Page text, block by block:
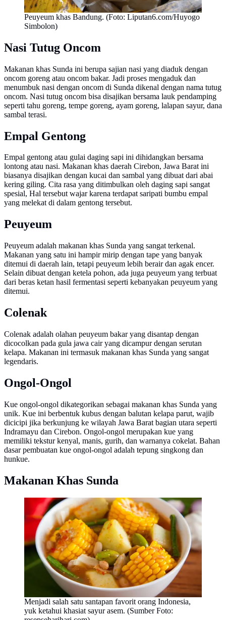
Peuyeum khas Bandung. (Foto: Liputan6.com/Huyogo
Simbolon)
Nasi Tutug Oncom
Makanan khas Sunda ini berupa sajian nasi yang diaduk dengan
oncom goreng atau oncom bakar. Jadi proses mengaduk dan
menumbuk nasi dengan oncom di Sunda dikenal dengan nama tutug
oncom. Nasi tutug oncom bisa disajikan bersama lauk pendamping
seperti tahu goreng, tempe goreng, ayam goreng, lalapan sayur, dana
sambal terasi.
Empal Gentong
Empal gentong atau gulai daging sapi ini dihidangkan bersama
lontong atau nasi. Makanan khas daerah Cirebon, Jawa Barat ini
biasanya disajikan dengan kucai dan sambal yang dibuat dari abai
kering giling. Cita rasa yang ditimbulkan oleh daging sapi sangat
spesial, Hal tersebut wajar karena terdapat saripati bumbu empal
yang melekat di dalam gentong tersebut.
Peuyeum
Peuyeum adalah makanan khas Sunda yang sangat terkenal.
Makanan yang satu ini hampir mirip dengan tape yang banyak
ditemui di daerah lain, tetapi peuyeum lebih berair dan agak encer.
Selain dibuat dengan ketela pohon, ada juga peuyeum yang terbuat
dari beras ketan hasil fermentasi seperti kebanyakan peuyeum yang
ditemui.
Colenak
Colenak adalah olahan peuyeum bakar yang disantap dengan
dicocolkan pada gula jawa cair yang dicampur dengan serutan
kelapa. Makanan ini termasuk makanan khas Sunda yang sangat
legendaris.
Ongol-Ongol
Kue ongol-ongol dikategorikan sebagai makanan khas Sunda yang
unik. Kue ini berbentuk kubus dengan balutan kelapa parut, wajib
dicicipi jika berkunjung ke wilayah Jawa Barat bagian utara seperti
Indramayu dan Cirebon. Ongol-ongol merupakan kue yang
memiliki tekstur kenyal, manis, gurih, dan warnanya cokelat. Bahan
dasar pembuatan kue ongol-ongol adalah tepung singkong dan
hunkue.
Makanan Khas Sunda
Menjadi salah satu santapan favorit orang Indonesia,
yuk ketahui khasiat sayur asem. (Sumber Foto: